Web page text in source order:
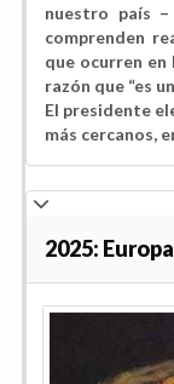
nuestro país
comprenden
que ocurren en
razón que “es
El presidente
más cercanos,
2025: